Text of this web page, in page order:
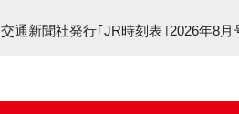
交通新聞社発行｢JR時刻表｣2026年8月